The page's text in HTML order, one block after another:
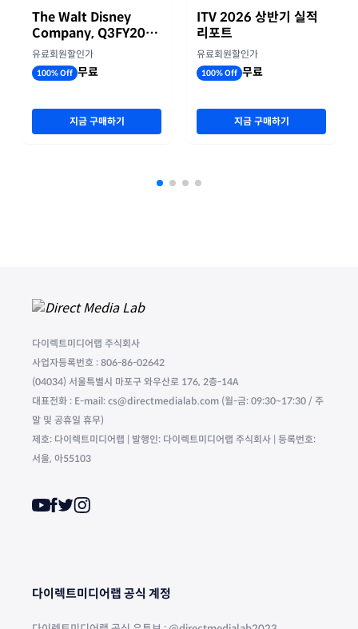
The Walt Disney
Company, Q3FY2026
실적자료
유료회원할인가
100% Off 무료
지금 구매하기
ITV 2026 상반기 실적
리포트
유료회원할인가
100% Off 무료
지금 구매하기
다이렉트미디어랩 주식회사
사업자등록번호 : 806-86-02642
(04034) 서울특별시 마포구 와우산로 176, 2층-14A
대표전화 : E-mail: cs@directmedialab.com (월-금: 09:30~17:30 / 주
말 및 공휴일 휴무)
제호: 다이렉트미디어랩 | 발행인: 다이렉트미디어랩 주식회사 | 등록번호:
서울, 아55103
다이렉트미디어랩 공식 계정